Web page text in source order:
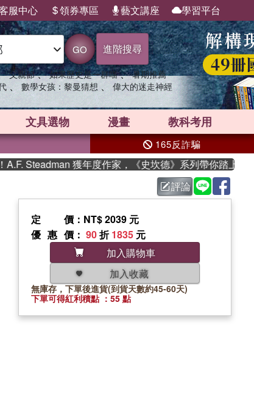
服中心 領券專區 藝文講座 學習平台
GO 進階搜尋
父親節 、 如果歷史是一群喵 、 暑期推薦
、 數學女孩：黎曼猜想 、 偉大的迷走神經
文具選物 漫畫 教科考用
165反詐騙
Steadman 獲年度作家，《史坎德》系列帶你踏上熱血奇
評論
定價 ：NT$ 2039 元
優惠價 ： 90折1835 元
加入購物車
加入收藏
無庫存，下單後進貨(到貨天數約45-60天)
下單可得紅利積點 ：55 點